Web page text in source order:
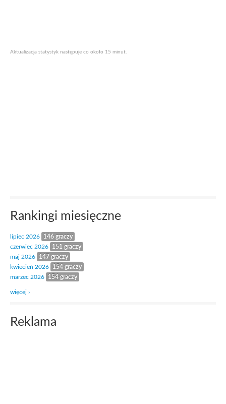
Aktualizacja statystyk następuje co około 15 minut.
Rankingi miesięczne
lipiec 2026
146 graczy
czerwiec 2026
151 graczy
maj 2026
147 graczy
kwiecień 2026
154 graczy
marzec 2026
154 graczy
więcej ›
Reklama